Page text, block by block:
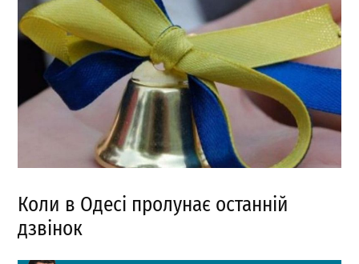
Коли в Одесі пролунає останній
дзвінок